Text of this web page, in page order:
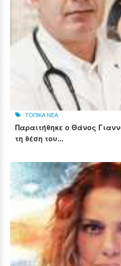
ΤΟΠΙΚΑ ΝΕΑ
Παραιτήθηκε ο Θάνος
τη θέση του...